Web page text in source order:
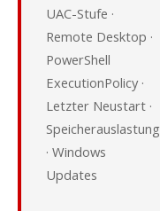
UAC-Stufe ·
Remote Desktop ·
PowerShell
ExecutionPolicy ·
Letzter Neustart ·
Speicherauslastung
· Windows
Updates